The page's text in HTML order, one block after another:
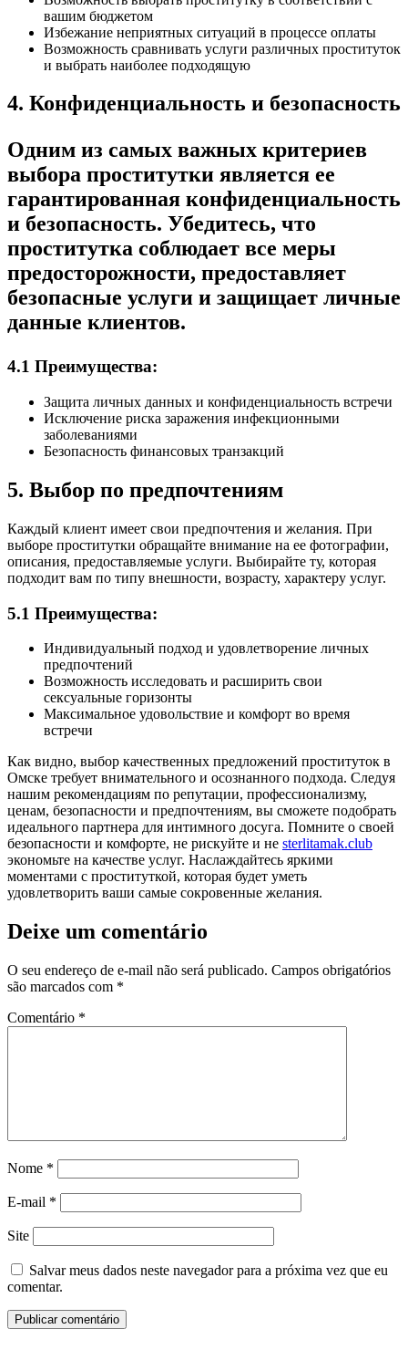
вашим бюджетом
Избежание неприятных ситуаций в процессе оплаты
Возможность сравнивать услуги различных проституток
и выбрать наиболее подходящую
4. Конфиденциальность и безопасность
Одним из самых важных критериев
выбора проститутки является ее
гарантированная конфиденциальность
и безопасность. Убедитесь, что
проститутка соблюдает все меры
предосторожности, предоставляет
безопасные услуги и защищает личные
данные клиентов.
4.1 Преимущества:
Защита личных данных и конфиденциальность встречи
Исключение риска заражения инфекционными
заболеваниями
Безопасность финансовых транзакций
5. Выбор по предпочтениям
Каждый клиент имеет свои предпочтения и желания. При
выборе проститутки обращайте внимание на ее фотографии,
описания, предоставляемые услуги. Выбирайте ту, которая
подходит вам по типу внешности, возрасту, характеру услуг.
5.1 Преимущества:
Индивидуальный подход и удовлетворение личных
предпочтений
Возможность исследовать и расширить свои
сексуальные горизонты
Максимальное удовольствие и комфорт во время
встречи
Как видно, выбор качественных предложений проституток в
Омске требует внимательного и осознанного подхода. Следуя
нашим рекомендациям по репутации, профессионализму,
ценам, безопасности и предпочтениям, вы сможете подобрать
идеального партнера для интимного досуга. Помните о своей
безопасности и комфорте, не рискуйте и не sterlitamak.club
экономьте на качестве услуг. Наслаждайтесь яркими
моментами с проституткой, которая будет уметь
удовлетворить ваши самые сокровенные желания.
Deixe um comentário
O seu endereço de e-mail não será publicado. Campos obrigatórios
são marcados com *
Comentário *
Nome *
E-mail *
Site
Salvar meus dados neste navegador para a próxima vez que eu
comentar.